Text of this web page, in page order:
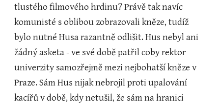
tlustého filmového hrdinu? Právě tak navíc
komunisté s oblibou zobrazovali kněze, tudíž
bylo nutné Husa razantně odlišit. Hus nebyl ani
žádný asketa - ve své době patřil coby rektor
univerzity samozřejmě mezi nejbohatší kněze v
Praze. Sám Hus nijak nebrojil proti upalování
kacířů v době, kdy netušil, že sám na hranici